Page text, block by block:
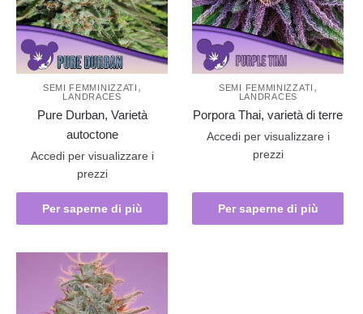
SEMI FEMMINIZZATI ,
LANDRACES
Pure Durban, Varietà
autoctone
Accedi per visualizzare i
prezzi
Per saperne di più
SEMI FEMMINIZZATI ,
LANDRACES
Porpora Thai, varietà di terre
Accedi per visualizzare i
prezzi
Per saperne di più